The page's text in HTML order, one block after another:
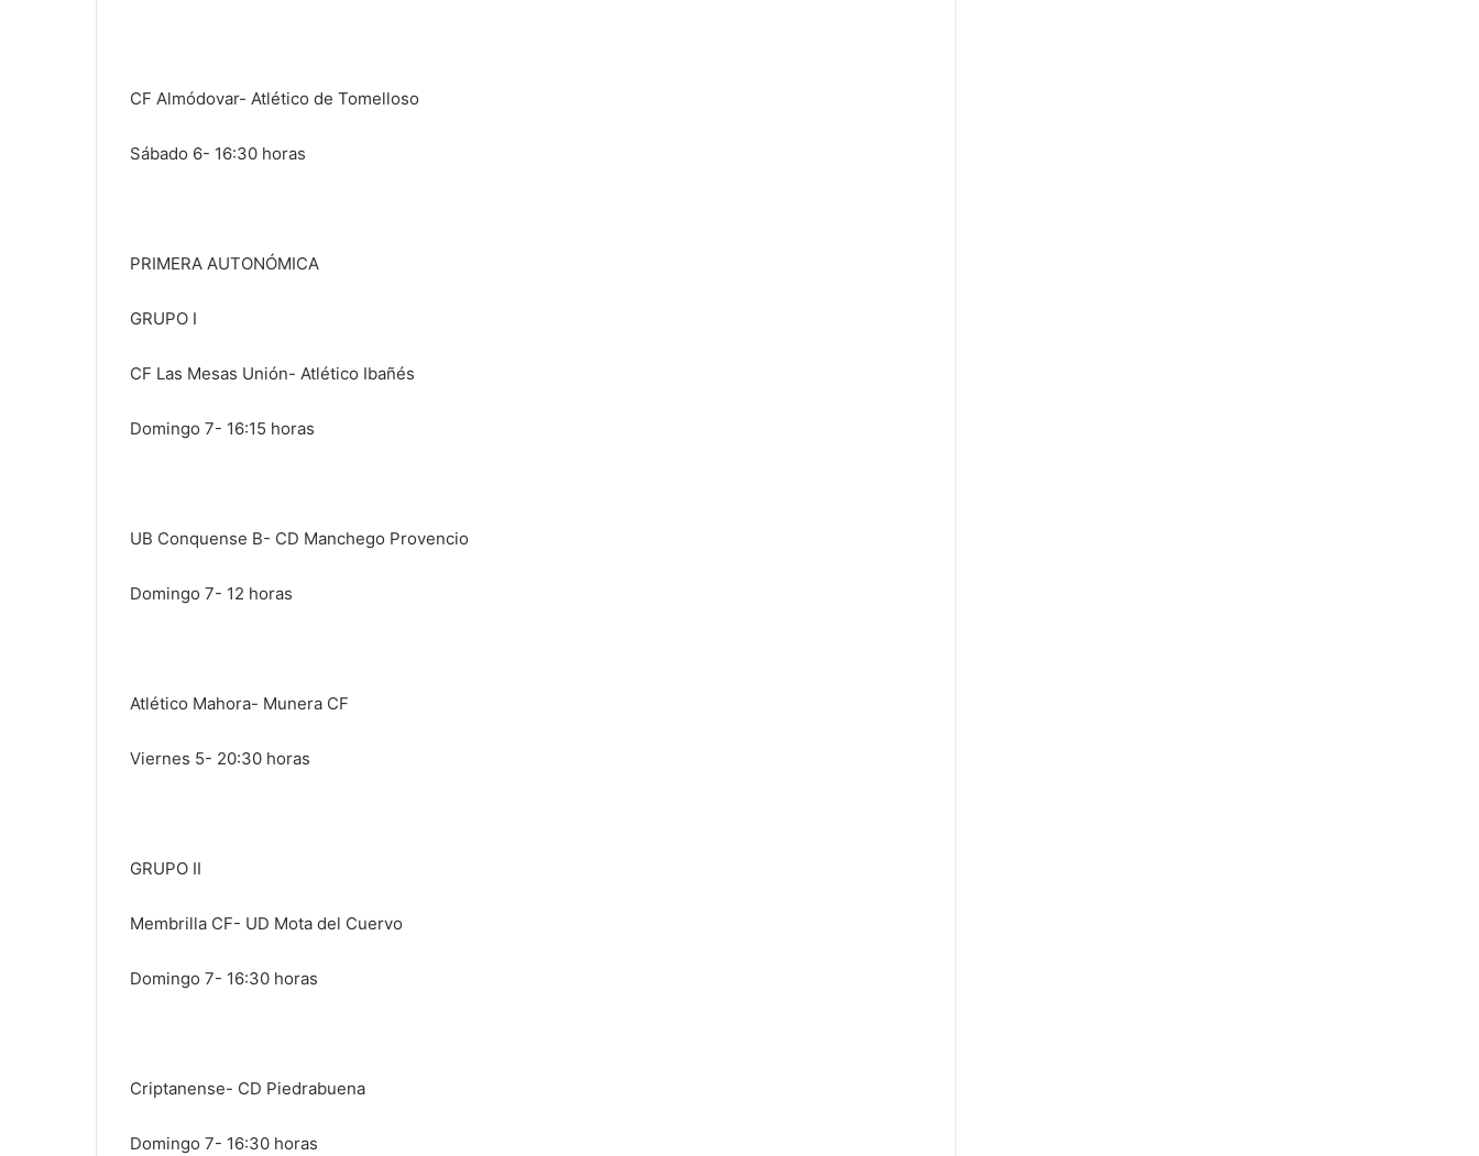
CF Almódovar- Atlético de Tomelloso
Sábado 6- 16:30 horas
PRIMERA AUTONÓMICA
GRUPO I
CF Las Mesas Unión- Atlético Ibañés
Domingo 7- 16:15 horas
UB Conquense B- CD Manchego Provencio
Domingo 7- 12 horas
Atlético Mahora- Munera CF
Viernes 5- 20:30 horas
GRUPO II
Membrilla CF- UD Mota del Cuervo
Domingo 7- 16:30 horas
Criptanense- CD Piedrabuena
Domingo 7- 16:30 horas